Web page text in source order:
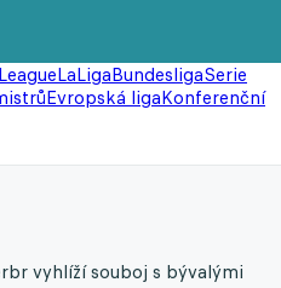
LaLigaBundesligaSerie
Evropská ligaKonferenční
vyhlíží souboj s bývalými